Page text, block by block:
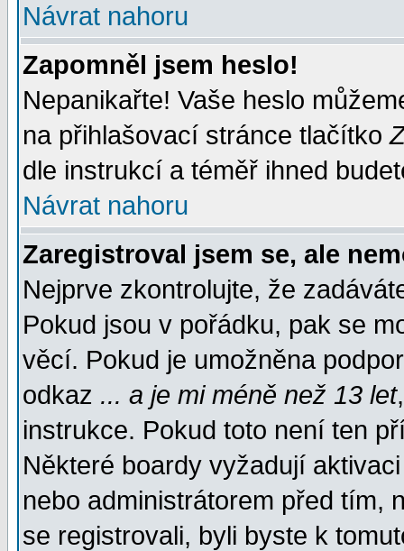
Návrat nahoru
Zapomněl jsem heslo!
Nepanikařte! Vaše heslo
na přihlašovací stránce tlačítko
dle instrukcí a téměř ihned
Návrat nahoru
Zaregistroval jsem se, ale
Nejprve zkontrolujte, že
Pokud jsou v pořádku, pak se
věcí. Pokud je umožněna
odkaz ... a je mi méně než 13 let
instrukce. Pokud toto není ten
Některé boardy vyžadují
nebo administrátorem před tím,
se registrovali, byli byste k